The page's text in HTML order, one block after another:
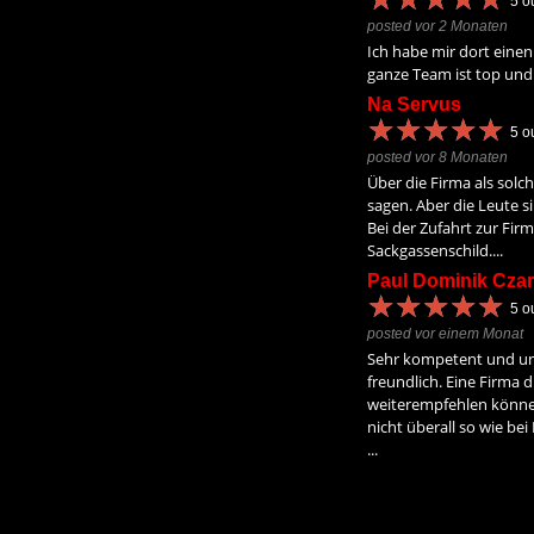
posted vor 2 Monaten
Ich habe mir dort einen
ganze Team ist top
Na Servus
★★★★★
★★★★★ 5
posted vor 8 Monaten
Über die Firma als
sagen. Aber die Leute
Bei der Zufahrt zur
Sackgassenschild....
Paul Dominik
★★★★★
★★★★★ 5
posted vor einem Monat
Sehr kompetent und
freundlich. Eine Firma
weiterempfehlen
nicht überall so wie
...